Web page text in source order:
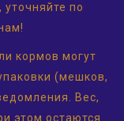
по
кормов могут
(мешков,
Вес,
этом остаются